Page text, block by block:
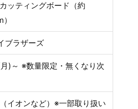
ッティングボード（約
ブラザーズ
)～ ※数量限定・無くなり次
イオンなど）※一部取り扱い